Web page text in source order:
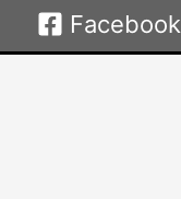
Facebook